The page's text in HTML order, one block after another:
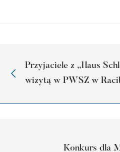
Przyjaciele z „Haus
wizytą w PWSZ w
Konkurs dla